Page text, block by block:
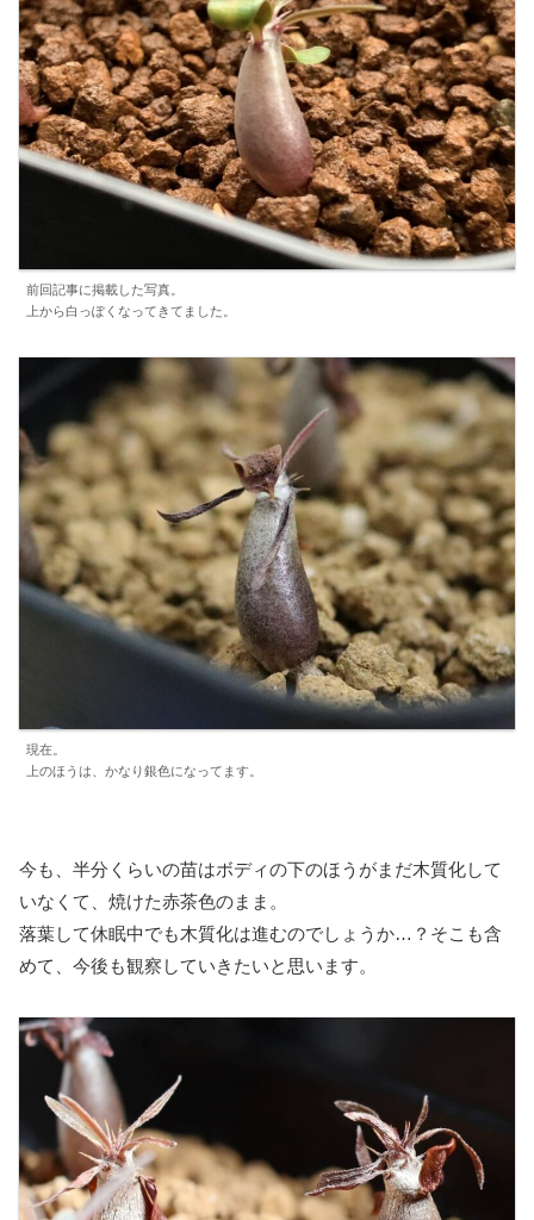
前回記事に掲載した写真。
上から白っぽくなってきてました。
現在。
上のほうは、かなり銀色になってます。
今も、半分くらいの苗はボディの下のほうがまだ木質化して
いなくて、焼けた赤茶色のまま。
落葉して休眠中でも木質化は進むのでしょうか…？そこも含
めて、今後も観察していきたいと思います。